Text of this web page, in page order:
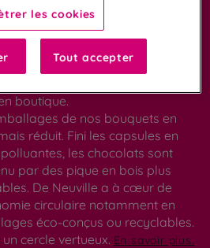
Les deux ! Pour un cadeau
un bouquet de chocolat. Un
Suggestion de présentation,
boutique.
de nos bouquets en
réduit. Fini les capsules en
les chocolats sont
par des pique en bois plus
De Neuville a à cœur de
circulaire notamment en
éco-conçus ou recyclables.
cercle vertueux. En savoir plus.
les cookies
Tout accepter